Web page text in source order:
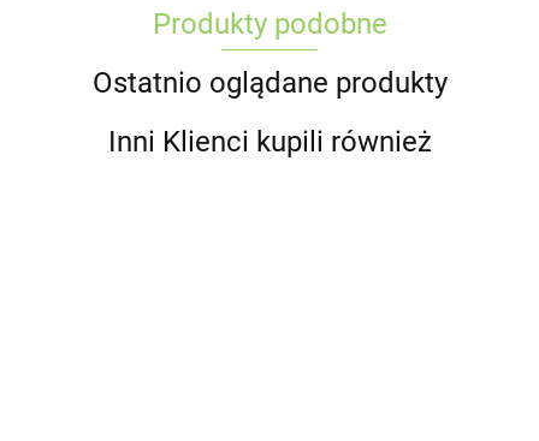
Produkty podobne
Ostatnio oglądane produkty
Inni Klienci kupili również